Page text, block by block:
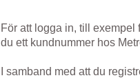
För att logga in, till exempel
du ett kundnummer hos
I samband med att du